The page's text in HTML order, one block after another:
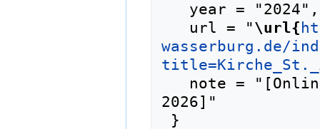
   url = "
\url{
wasserburg.de/
2026]"